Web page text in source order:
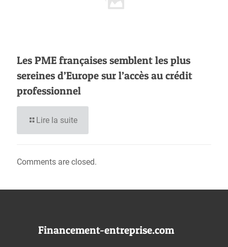
Les PME françaises semblent les plus
sereines d’Europe sur l’accès au crédit
professionnel
Lire la suite
Comments are closed.
Financement-entreprise.com